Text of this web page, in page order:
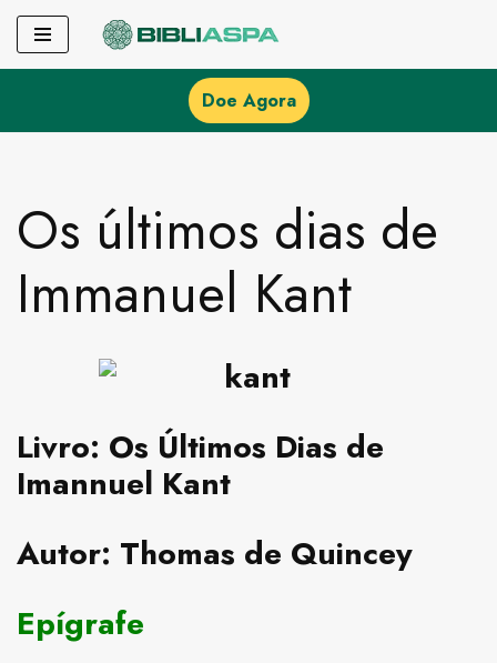
Pular
o
Doe Agora
Os últimos dias de
Immanuel Kant
Livro: Os Últimos Dias de
Imannuel Kant
Autor: Thomas de Quincey
Epígrafe